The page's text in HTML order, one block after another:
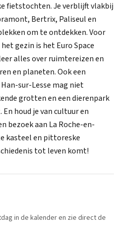
fietstochten. Je verblijft vlakbij
Bertrix, Paliseul en
om te ontdekken. Voor
gezin is het Euro Space
alles over ruimtereizen en
en planeten. Ook een
sur-Lesse mag niet
grotten en een dierenpark
houd je van cultuur en
bezoek aan La Roche-en-
kasteel en pittoreske
tot leven komt!
in de kalender en zie direct de